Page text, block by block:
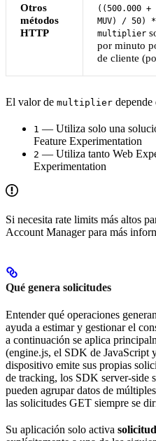
Otros
métodos
HTTP
((500.000 +
MUV) / 50) *
multiplier
por minuto
de cliente
El valor de multiplier depende
1 — Utiliza solo una
Feature Experimentation
2 — Utiliza tanto Web
Experimentation
Si necesita rate limits más altos
Account Manager para más
Qué genera solicitudes
Entender qué operaciones
ayuda a estimar y gestionar el
a continuación se aplica
(engine.js, el SDK de JavaScript
dispositivo emite sus propias
de tracking, los SDK server-side
pueden agrupar datos de
las solicitudes GET siempre se
Su aplicación solo activa